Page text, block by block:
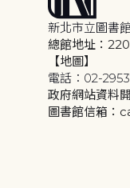
新北市立圖書
總館地址：
【地圖】
電話：02-
政府網站資料
圖書館信箱：